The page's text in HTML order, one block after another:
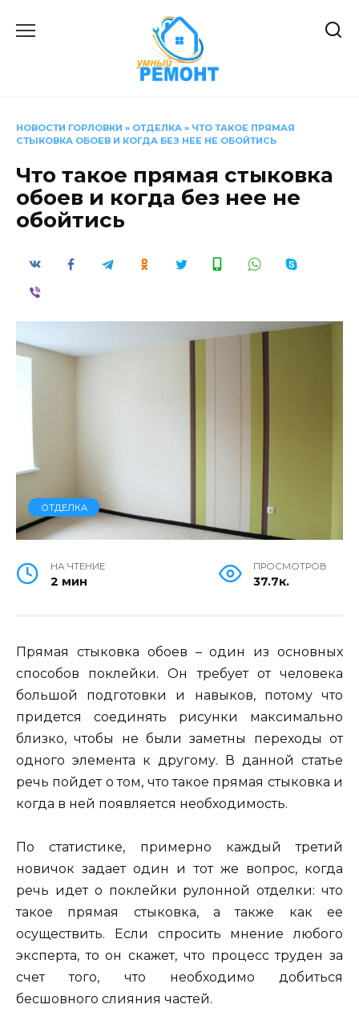
НОВОСТИ ГОРЛОВКИ » ОТДЕЛКА » ЧТО ТАКОЕ ПРЯМАЯ
СТЫКОВКА ОБОЕВ И КОГДА БЕЗ НЕЕ НЕ ОБОЙТИСЬ
Что такое прямая стыковка
обоев и когда без нее не
обойтись
ОТДЕЛКА
НА ЧТЕНИЕ
2 мин
ПРОСМОТРОВ
37.7к.
Прямая стыковка обоев – один из основных
способов поклейки. Он требует от человека
большой подготовки и навыков, потому что
придется соединять рисунки максимально
близко, чтобы не были заметны переходы от
одного элемента к другому. В данной статье
речь пойдет о том, что такое прямая стыковка и
когда в ней появляется необходимость.
По статистике, примерно каждый третий
новичок задает один и тот же вопрос, когда
речь идет о поклейки рулонной отделки: что
такое прямая стыковка, а также как ее
осуществить. Если спросить мнение любого
эксперта, то он скажет, что процесс труден за
счет того, что необходимо добиться
бесшовного слияния частей.